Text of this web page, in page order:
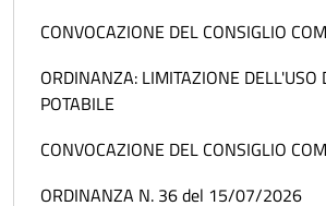
CONVOCAZIONE DEL CONSIGLIO
ORDINANZA: LIMITAZIONE DELL'USO
POTABILE
CONVOCAZIONE DEL CONSIGLIO
ORDINANZA N. 36 del 15/07/2026